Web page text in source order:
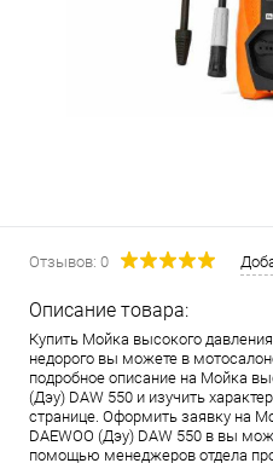
Отзывов: 0
Описание товара:
Купить Мойка высокого
недорого вы можете в
подробное описание на Мойка
(Дэу) DAW 550 и изучить
странице. Оформить заявку на
DAEWOO (Дэу) DAW 550 в вы
помощью менеджеров отдела